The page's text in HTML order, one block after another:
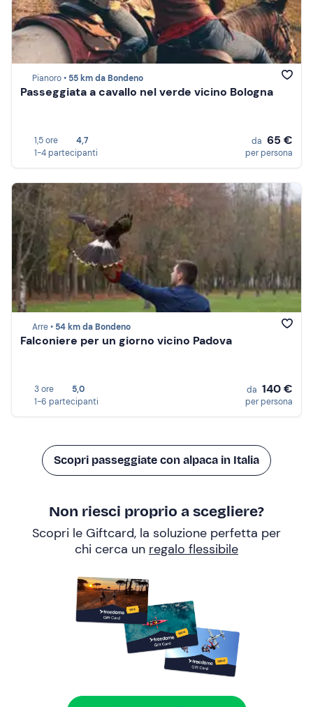
Pianoro • 55 km da Bondeno
Passeggiata a cavallo nel verde vicino Bologna
1,5 ore
4,7
1-4 partecipanti
da 65 €
per persona
Arre • 54 km da Bondeno
Falconiere per un giorno vicino Padova
3 ore
5,0
1-6 partecipanti
da 140 €
per persona
Scopri passeggiate con alpaca in Italia
Non riesci proprio a scegliere?
Scopri le Giftcard, la soluzione perfetta per
chi cerca un regalo flessibile